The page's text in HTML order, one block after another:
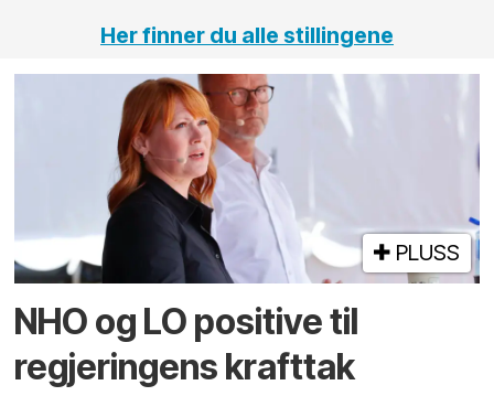
Her finner du alle stillingene
PLUSS
NHO og LO positive til
regjeringens krafttak